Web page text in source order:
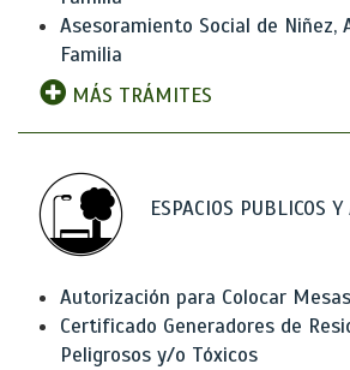
Asesoramiento Social de Niñez,
Familia
MÁS TRÁMITES
ESPACIOS PUBLICOS
Autorización para Colocar
Certificado Generadores de
Peligrosos y/o Tóxicos